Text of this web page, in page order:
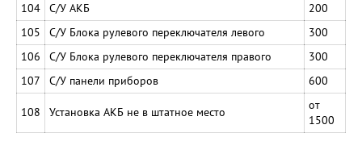
104
С/У АКБ
200
105
С/У Блока рулевого переключателя левого
300
106
С/У Блока рулевого переключателя правого
300
107
С/У панели приборов 600
108 Установка АКБ не в штатное место
от
1500